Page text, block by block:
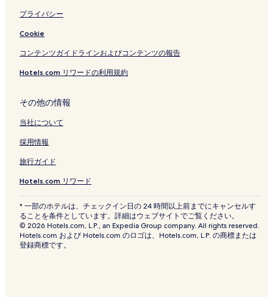
プライバシー
Cookie
コンテンツガイドラインおよびコンテンツの報告
Hotels.com リワードの利用規約
その他の情報
当社について
採用情報
旅行ガイド
Hotels.com リワード
* 一部のホテルは、チェックイン日の 24 時間以上前までにキャンセルす
ることを条件としています。詳細はウェブサイトでご覧ください。
© 2026 Hotels.com, L.P., an Expedia Group company. All rights reserved.
Hotels.com および Hotels.com のロゴは、Hotels.com, L.P. の商標または
登録商標です。